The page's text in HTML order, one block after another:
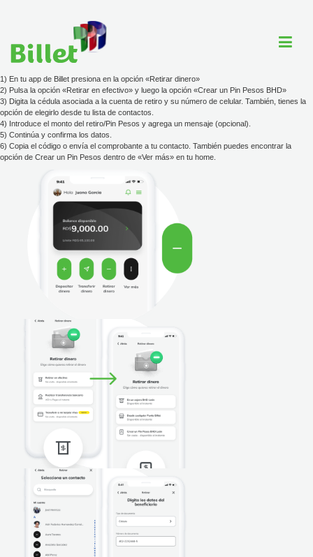
Cuenta Billet
Comercios
Ayuda
Tarjeta
Tarifario
Preguntas Frecuentes
1) En tu app de Billet presiona en la opción «Retirar dinero»
2) Pulsa la opción «Retirar en efectivo» y luego la opción «Crear un Pin Pesos BHD»
3) Digita la cédula asociada a la cuenta de retiro y su número de celular. También, tienes la
opción de elegirlo desde tu lista de contactos.
4) Introduce el monto del retiro/Pin Pesos y agrega un mensaje (opcional).
5) Continúa y confirma los datos.
6) Copia el código o envía el comprobante a tu contacto. También puedes encontrar la
opción de Crear un Pin Pesos dentro de «Ver más» en tu home.